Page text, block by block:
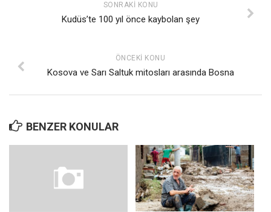
SONRAKI KONU
Kudüs’te 100 yıl önce kaybolan şey
ÖNCEKI KONU
Kosova ve Sarı Saltuk mitosları arasında Bosna
BENZER KONULAR